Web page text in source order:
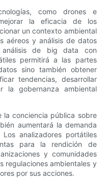
como drones e
la eficacia de los
un contexto ambiental
aéreos y análisis de datos
análisis de big data con
permitirá a las partes
sino también obtener
tendencias, desarrollar
la gobernanza ambiental
la conciencia pública sobre
aumentará la demanda
analizadores portátiles
para la rendición de
y comunidades
regulaciones ambientales y
por sus acciones.